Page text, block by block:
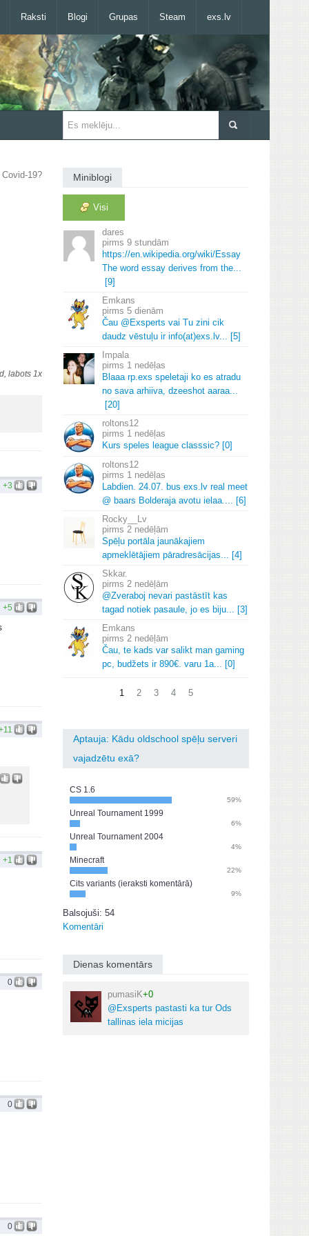
Raksti Blogi Grupas Steam exs.lv
19?
labots 1x
+3
+5
+1
0
0
0
Miniblogi
Visi
dares
9 stundām
https://en.wikipedia.org/wiki/Essay
The word essay derives from the...
[9]
Emkans
5 dienām
Čau @Exsperts vai Tu zini cik
daudz vēstuļu ir info(at)exs. lv... [5]
Impala
1 nedēļas
Blaaa rp.exs speletaji ko es atradu
no sava arhiiva, dzeeshot aaraa...
[20]
roltons12
1 nedēļas
Kurs speles league classsic? [0]
roltons12
1 nedēļas
Labdien. 24.07. bus exs. lv real meet
@ baars Bolderaja avotu ielaa.... [6]
Rocky__Lv
2 nedēļām
Spēļu portāla jaunākajiem
apmeklētājiem pāradresācijas... [4]
Skkar.
2 nedēļām
@Zveraboj nevari pastāstīt kas
tagad notiek pasaule, jo es biju... [3]
Emkans
2 nedēļām
Čau, te kads var salikt man gaming
pc, budžets ir 890€. varu 1a... [0]
1 2 3 4 5
Aptauja: Kādu oldschool spēļu serveri
vajadzētu exā?
CS 1.6
59%
Unreal Tournament 1999
6%
Unreal Tournament 2004
4%
Minecraft
22%
Cits variants (ieraksti komentārā)
9%
Balsojuši: 54
Komentāri
Dienas komentārs
pumasiK+0
@Exsperts pastasti ka tur Ods
tallinas iela micijas